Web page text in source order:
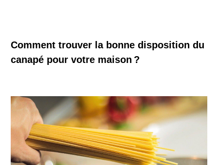
Comment trouver la bonne disposition du
canapé pour votre maison ?